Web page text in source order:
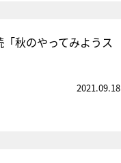
秋のやってみようス
2021.09.18